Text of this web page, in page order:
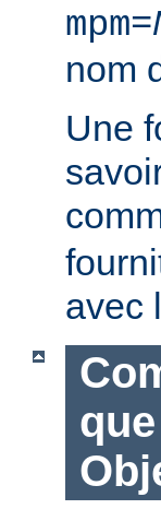
mpm=
nom
Une
avec